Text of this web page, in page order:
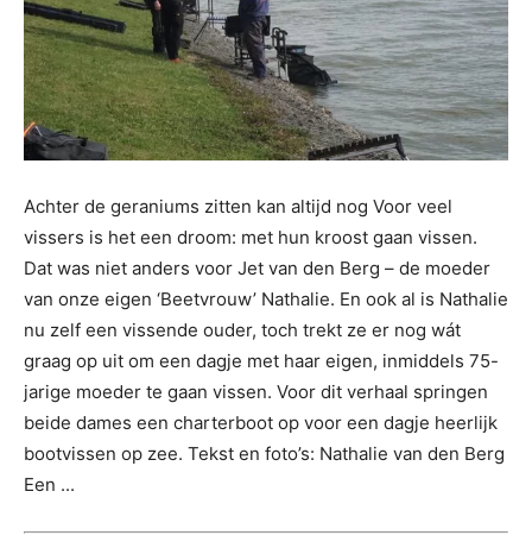
Achter de geraniums zitten kan altijd nog Voor veel
vissers is het een droom: met hun kroost gaan vissen.
Dat was niet anders voor Jet van den Berg – de moeder
van onze eigen ‘Beetvrouw’ Nathalie. En ook al is Nathalie
nu zelf een vissende ouder, toch trekt ze er nog wát
graag op uit om een dagje met haar eigen, inmiddels 75-
jarige moeder te gaan vissen. Voor dit verhaal springen
beide dames een charterboot op voor een dagje heerlijk
bootvissen op zee. Tekst en foto’s: Nathalie van den Berg
Een ...